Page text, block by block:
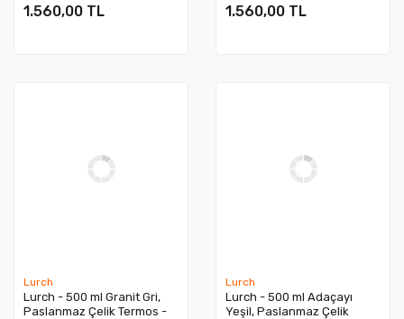
Sızdırmaz - 240934
1.560,00 TL
240908
1.560,00 TL
Lurch
Lurch - 500 ml Granit Gri,
Paslanmaz Çelik Termos -
Lurch
Lurch - 500 ml Adaçayı
Yeşil, Paslanmaz Çelik